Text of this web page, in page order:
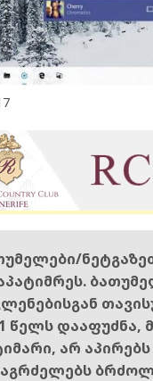
წელს დააფუძნა,
არ